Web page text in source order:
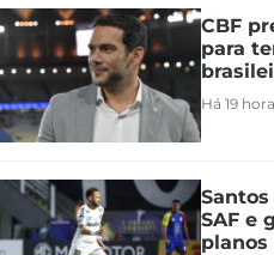
CBF
para
Há 19
SAF e
planos